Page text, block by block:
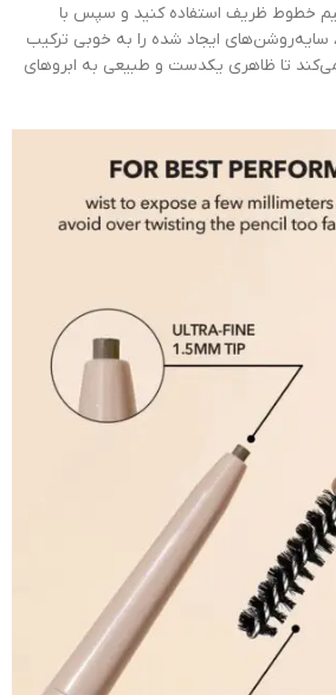
خطوط ظریف استفاده کنید و سپس با
ایجاد شده را به خوبی ترکیب
تا ظاهری یکدست و طبیعی به ابروهای